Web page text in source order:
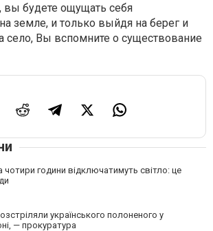
вы будете ощущать себя
земле, и только выйдя на берег и
село, Вы вспомните о существование
чотири години відключатимуть світло: це
українського полоненого у
— прокуратура